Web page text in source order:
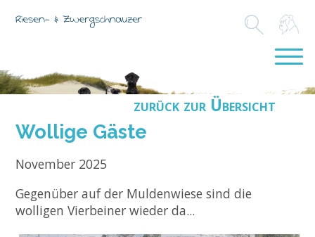
zurück zur Übersicht
Wollige Gäste
November 2025
Gegenüber auf der Muldenwiese sind die
wolligen Vierbeiner wieder da...